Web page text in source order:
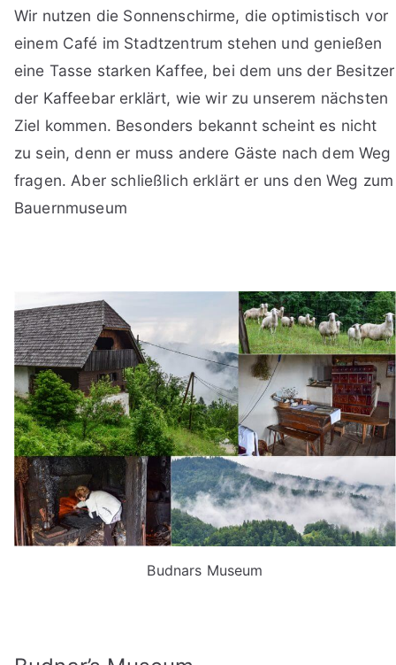
Wir nutzen die Sonnenschirme, die optimistisch vor
einem Café im Stadtzentrum stehen und genießen
eine Tasse starken Kaffee, bei dem uns der Besitzer
der Kaffeebar erklärt, wie wir zu unserem nächsten
Ziel kommen. Besonders bekannt scheint es nicht
zu sein, denn er muss andere Gäste nach dem Weg
fragen. Aber schließlich erklärt er uns den Weg zum
Bauernmuseum
Budnars Museum